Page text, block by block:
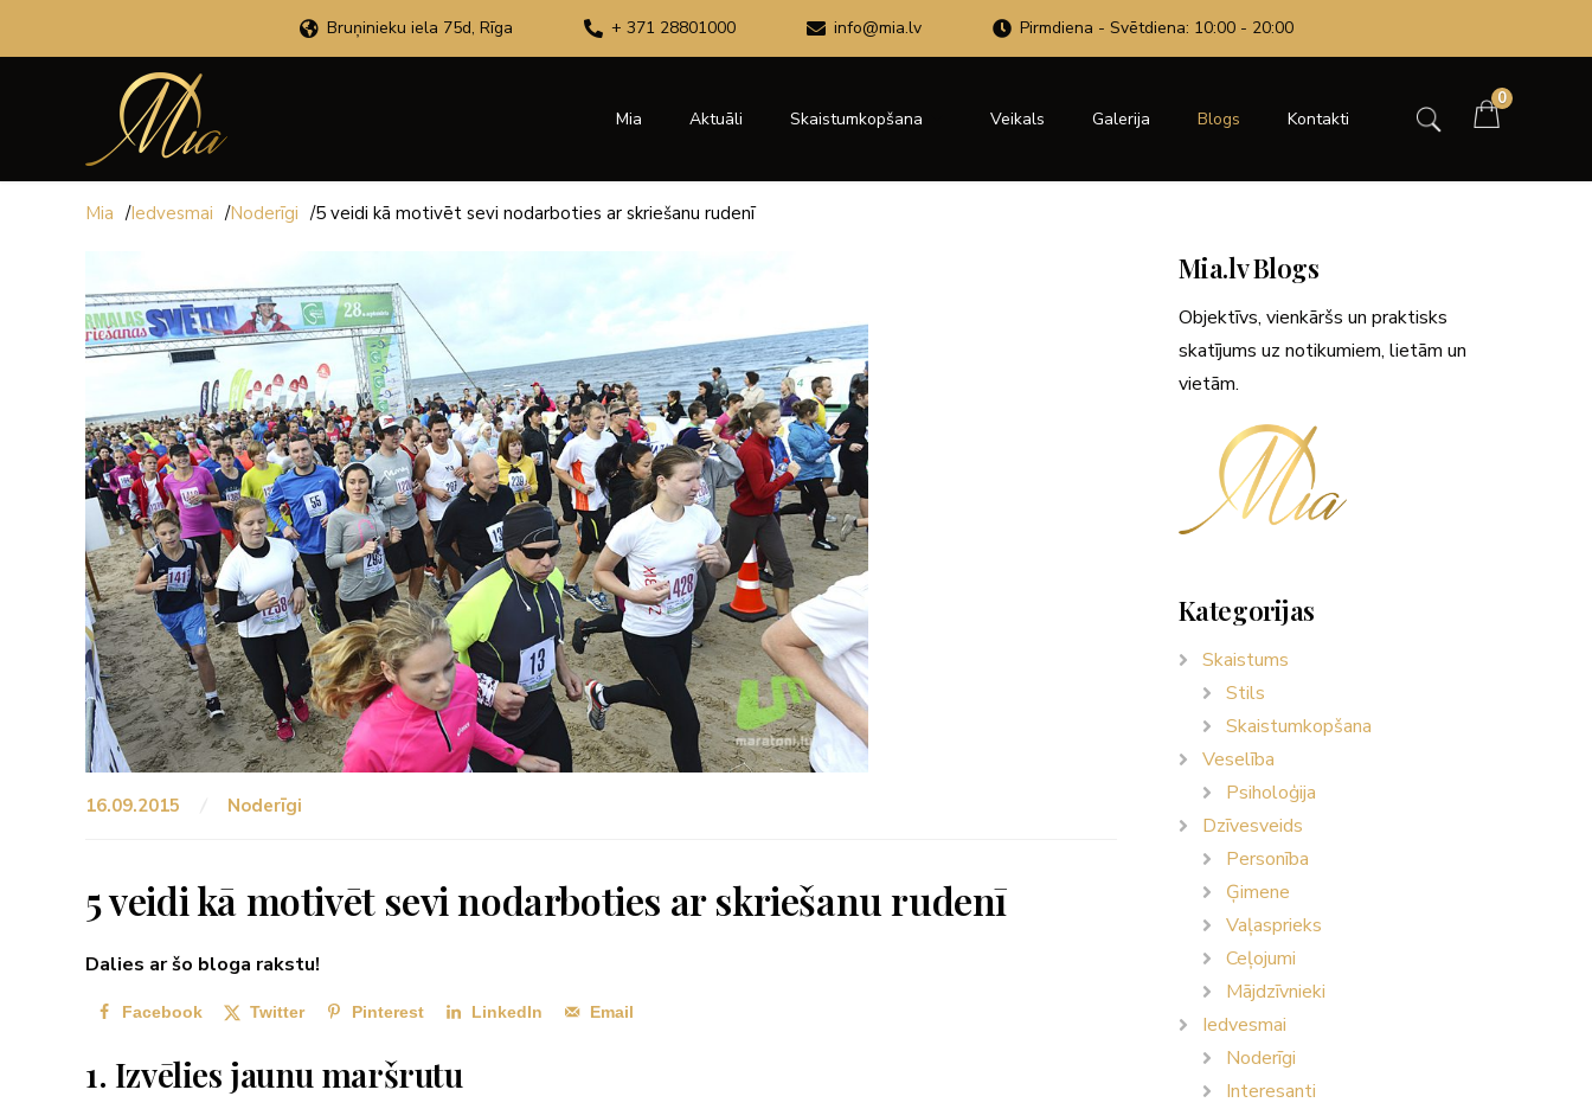
Bruņinieku iela 75d, Rīga + 371 28801000 info@mia.lv Pirmdiena - Svētdiena: 10:00 - 20:00
Mia Aktuāli Skaistumkopšana Veikals Galerija Blogs Kontakti
0
Mia /Iedvesmai /Noderīgi /5 veidi kā motivēt sevi nodarboties ar skriešanu rudenī
16.09.2015 Noderīgi
5 veidi kā motivēt sevi nodarboties ar skriešanu rudenī
Dalies ar šo bloga rakstu!
Facebook Twitter Pinterest LinkedIn Email
1. Izvēlies jaunu maršrutu
Mia.lv Blogs
Objektīvs, vienkāršs un praktisks
skatījums uz notikumiem, lietām un
vietām.
Kategorijas
Skaistums
Stils
Skaistumkopšana
Veselība
Psiholoģija
Dzīvesveids
Personība
Ģimene
Vaļasprieks
Ceļojumi
Mājdzīvnieki
Iedvesmai
Noderīgi
Interesanti